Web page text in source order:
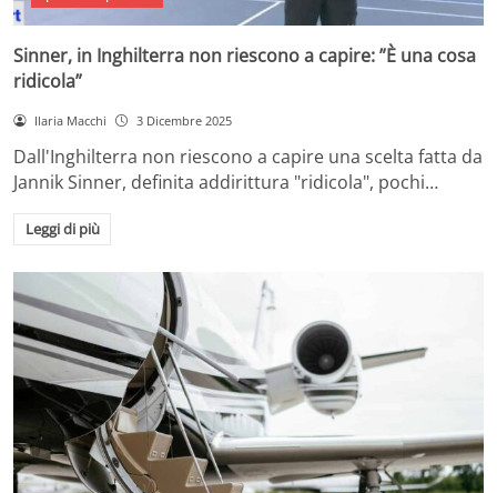
Sinner, in Inghilterra non riescono a capire: ”È una cosa
ridicola”
Ilaria Macchi 3 Dicembre 2025
Dall'Inghilterra non riescono a capire una scelta fatta da
Jannik Sinner, definita addirittura "ridicola", pochi…
Leggi di più